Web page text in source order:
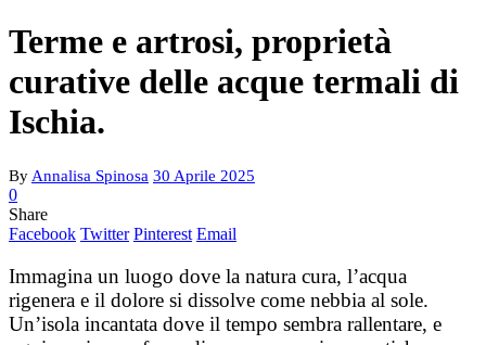
Terme e artrosi, proprietà
curative delle acque termali di
Ischia.
By Annalisa Spinosa 30 Aprile 2025
0
Share
Facebook Twitter Pinterest Email
Immagina un luogo dove la natura cura, l’acqua
rigenera e il dolore si dissolve come nebbia al sole.
Un’isola incantata dove il tempo sembra rallentare, e